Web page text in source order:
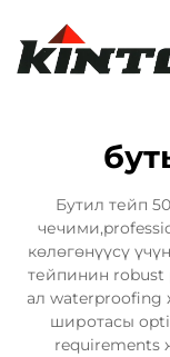
Бутил тейп
көлөгөнүүсү
тейпинин robust
ал waterproofing
широтасы
requirements